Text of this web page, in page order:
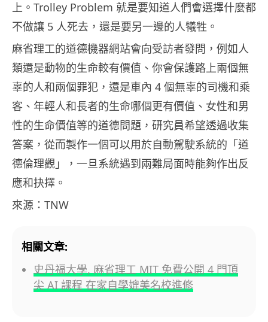
上。Trolley Problem 就是要知道人們會選擇什麼都
不做讓 5 人死去，還是要另一邊的人犧牲。
麻省理工的道德機器網站會向受訪者發問，例如人
類還是動物的生命較有價值、你會保護路上兩個無
辜的人和兩個罪犯，還是車內 4 個無辜的司機和乘
客、年輕人和長者的生命哪個更有價值、女性和男
性的生命價值等的道德問題，研究員希望透過收集
答案，從而製作一個可以用於自動駕駛系統的「道
德倫理觀」，一旦系統遇到兩難局面時能夠作出反
應和抉擇。
來源：TNW
相關文章:
史丹福大學, 麻省理工 MIT 免費公開 4 門頂
尖 AI 課程 在家自學媲美名校進修